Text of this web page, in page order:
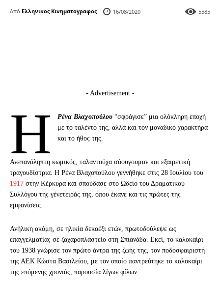
Από Ελληνικος Κινηματογραφος 16/08/2020 5585
- Advertisement -
Η Ρένα Βλαχοπούλου“σφράγισε” μια ολόκληρη εποχή
με το ταλέντο της, αλλά και τον μοναδικό χαρακτήρα
και το ήθος της.
Ανεπανάληπτη κωμικός, ταλαντούχα σόουγουμαν και εξαιρετική
τραγουδίστρια. Η Ρένα Βλαχοπούλου γεννήθηκε στις 28 Ιουλίου του
1917 στην Κέρκυρα και σπούδασε στο Ωδείο του Δραματικού
Συλλόγου της γένετειράς της, όπου έκανε και τις πρώτες της
εμφανίσεις.
Ανήλικη ακόμη, σε ηλικία δεκαέξι ετών, πρωτοδούλεψε ως
επαγγελματίας σε ζαχαροπλαστείο στη Σπιανάδα. Εκεί, το καλοκαίρι
του 1938 γνώρισε τον πρώτο άντρα της ζωής της, τον ποδοσφαιριστή
της ΑΕΚ Κώστα Βασιλείου, με τον οποίο παντρεύτηκε το καλοκαίρι
της επόμενης χρονιάς, παρουσία λίγων φίλων.